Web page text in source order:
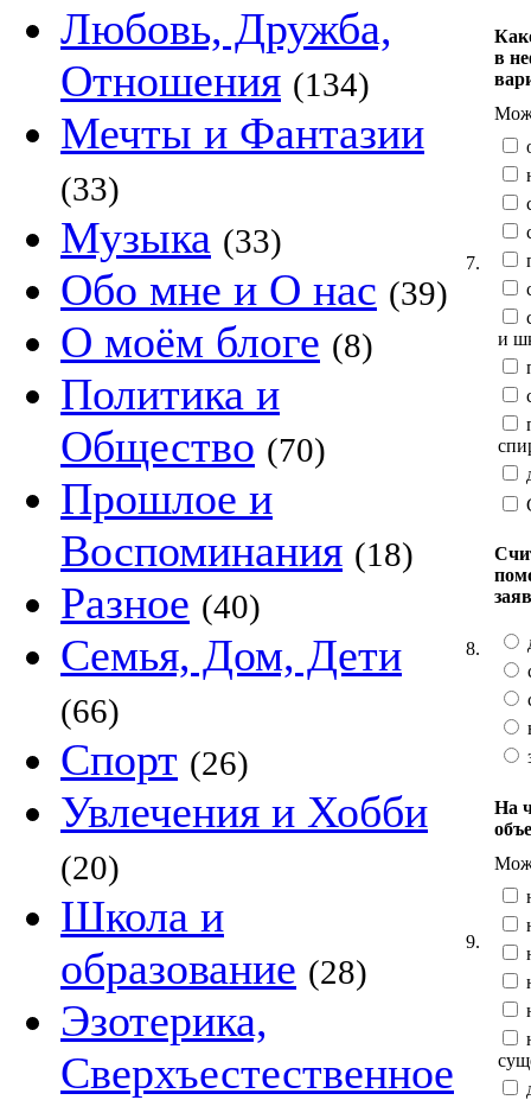
Любовь, Дружба,
Отношения (134)
Мечты и Фантазии
(33)
Музыка (33)
Обо мне и О нас (39)
О моём блоге (8)
Политика и
Общество (70)
Прошлое и
Воспоминания (18)
Разное (40)
Семья, Дом, Дети
(66)
Спорт (26)
Увлечения и Хобби
(20)
Школа и
образование (28)
Эзотерика,
Сверхъестественное
7.
в
и
8.
9.
На